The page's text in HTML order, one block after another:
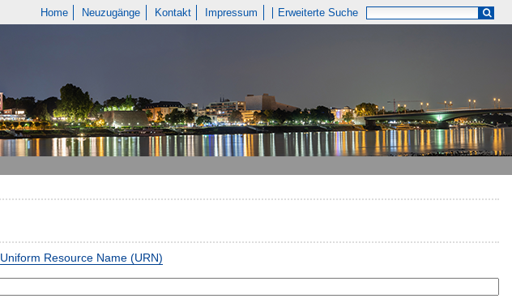
Home Neuzugänge Kontakt Impressum Erweiterte Suche
Uniform Resource Name (URN)